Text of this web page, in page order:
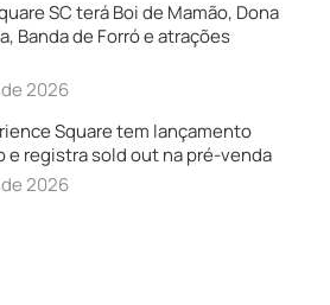
SC terá Boi de Mamão, Dona
Banda de Forró e atrações
2026
Square tem lançamento
e registra sold out na pré-venda
2026